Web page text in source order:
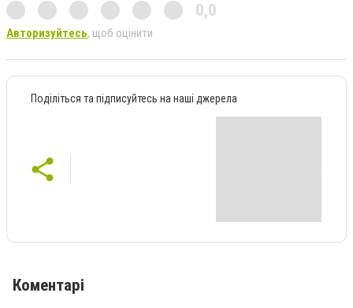
0,0
Авторизуйтесь, щоб оцінити
Поділіться та підписуйтесь на наші джерела
Коментарі